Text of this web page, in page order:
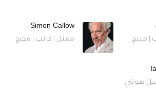
| منتج
Simon Callow
ممثل | كاتب | مخرج
صوتي